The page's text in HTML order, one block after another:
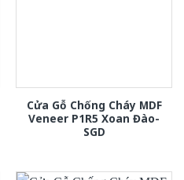
Cửa Gỗ Chống Cháy MDF
Veneer P1R5 Xoan Đào-
SGD